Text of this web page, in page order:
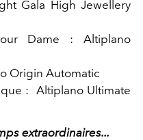
Gala High Jewellery
Dame : Altiplano
Origin Automatic
: Altiplano Ultimate
extraordinaires...